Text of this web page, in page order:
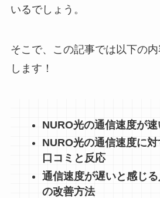
いるでしょう。
そこで、この記事では以下の
します！
NURO光の通信速度が速
NURO光の通信速度に
口コミと反応
通信速度が遅いと感じ
の改善方法